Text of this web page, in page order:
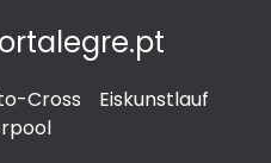
Cross
Eiskunstlauf